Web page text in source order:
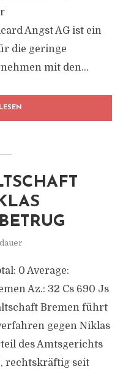
Angst AG ist ein
die geringe
mit den...
0 Average:
Az.: 32 Cs 690 Js
Bremen führt
gegen Niklas
des Amtsgerichts
rechtskräftig seit